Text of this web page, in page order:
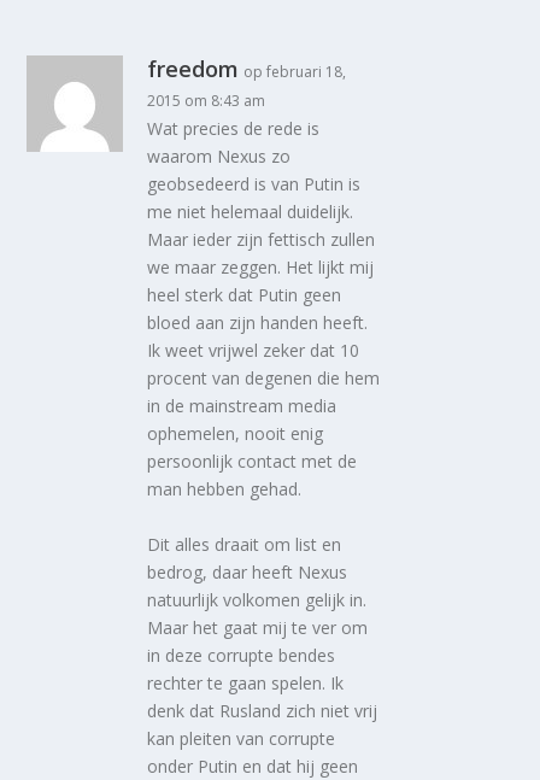
freedom op februari 18,
2015 om 8:43 am
Wat precies de rede is
waarom Nexus zo
geobsedeerd is van Putin is
me niet helemaal duidelijk.
Maar ieder zijn fettisch zullen
we maar zeggen. Het lijkt mij
heel sterk dat Putin geen
bloed aan zijn handen heeft.
Ik weet vrijwel zeker dat 10
procent van degenen die hem
in de mainstream media
ophemelen, nooit enig
persoonlijk contact met de
man hebben gehad.
Dit alles draait om list en
bedrog, daar heeft Nexus
natuurlijk volkomen gelijk in.
Maar het gaat mij te ver om
in deze corrupte bendes
rechter te gaan spelen. Ik
denk dat Rusland zich niet vrij
kan pleiten van corrupte
onder Putin en dat hij geen